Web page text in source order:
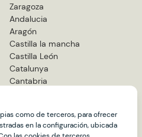
Zaragoza
Andalucia
Aragón
Castilla la mancha
Castilla León
Catalunya
Cantabria
C.Valenciana
Euskadi
como de terceros, para ofrecer
en la configuración, ubicada